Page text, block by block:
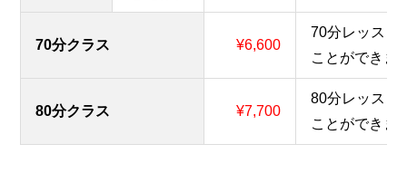
70分クラス ¥6,600
70分レッスン
ことができま
80分クラス ¥7,700
80分レッスン
ことができま